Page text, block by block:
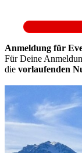
Anmeldung für
Für Deine
die vorlaufenden